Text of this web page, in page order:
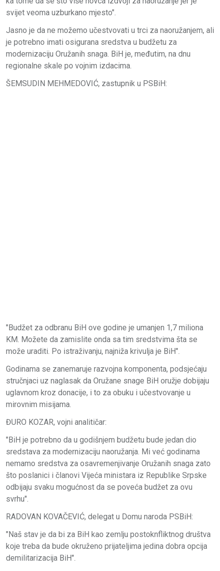
svijet veoma uzburkano mjesto".
Jasno je da ne možemo učestvovati u trci za naoružanjem, ali
je potrebno imati osigurana sredstva u budžetu za
modernizaciju Oružanih snaga. BiH je, međutim, na dnu
regionalne skale po vojnim izdacima.
ŠEMSUDIN MEHMEDOVIĆ, zastupnik u PSBiH:
"Budžet za odbranu BiH ove godine je umanjen 1,7 miliona
KM. Možete da zamislite onda sa tim sredstvima šta se
može uraditi. Po istraživanju, najniža krivulja je BiH".
Godinama se zanemaruje razvojna komponenta, podsjećaju
stručnjaci uz naglasak da Oružane snage BiH oružje dobijaju
uglavnom kroz donacije, i to za obuku i učestvovanje u
mirovnim misijama.
ĐURO KOZAR, vojni analitičar:
"BiH je potrebno da u godišnjem budžetu bude jedan dio
sredstava za modernizaciju naoružanja. Mi već godinama
nemamo sredstva za osavremenjivanje Oružanih snaga zato
što poslanici i članovi Vijeća ministara iz Republike Srpske
odbijaju svaku mogućnost da se poveća budžet za ovu
svrhu".
RADOVAN KOVAČEVIĆ, delegat u Domu naroda PSBiH:
"Naš stav je da bi za BiH kao zemlju postoknfliktnog društva
koje treba da bude okruženo prijateljima jedina dobra opcija
demilitarizacija BiH".